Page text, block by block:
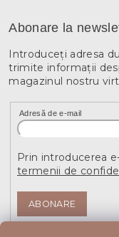
Abonare la
Introduceţi adresa
trimite informaţii
magazinul nostru
Adresă de e-mail
Prin introducerea
termenii de
ABONARE